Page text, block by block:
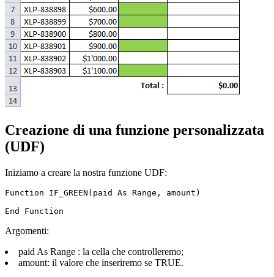
Creazione di una funzione personalizzata
(UDF)
Iniziamo a creare la nostra funzione UDF:
Function IF_GREEN(paid As Range, amount)
Argomenti:
paid As Range : la cella che controlleremo;
amount: il valore che inseriremo se TRUE.